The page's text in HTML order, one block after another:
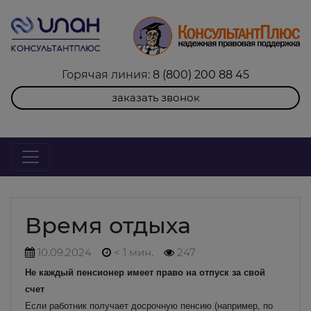
Горячая линия: 8 (800) 200 88 45
заказать звонок
Время отдыха
10.09.2024 < 1 мин. 247
Не каждый пенсионер имеет право на отпуск за свой
счет
Если работник получает досрочную пенсию (например, по